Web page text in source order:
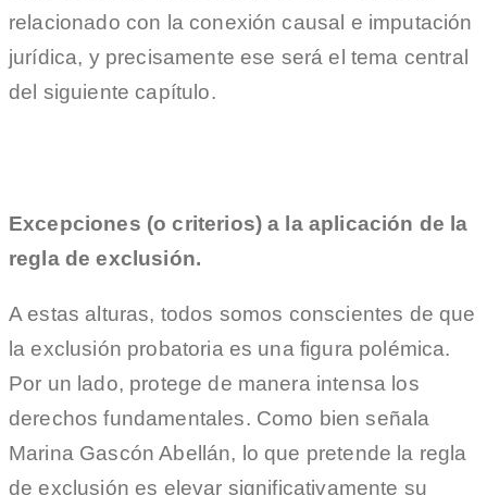
relacionado con la conexión causal e imputación
jurídica, y precisamente ese será el tema central
del siguiente capítulo.
Excepciones (o criterios) a la aplicación de la
regla de exclusión.
A estas alturas, todos somos conscientes de que
la exclusión probatoria es una figura polémica.
Por un lado, protege de manera intensa los
derechos fundamentales. Como bien señala
Marina Gascón Abellán, lo que pretende la regla
de exclusión es elevar significativamente su